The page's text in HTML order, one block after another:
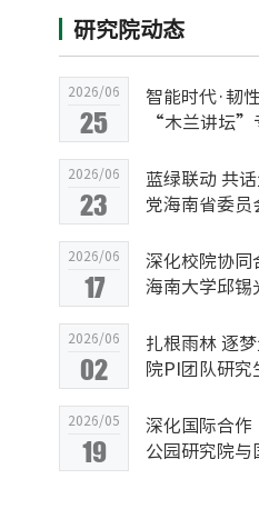
研究院动态
2026/06
25
智能时代·韧
“木兰讲坛”
2026/06
23
蓝绿联动 共
党海南省委员
2026/06
17
深化校院协同
海南大学邱锡
2026/06
02
扎根雨林 逐
院PI团队研究
2026/05
19
深化国际合作
公园研究院与